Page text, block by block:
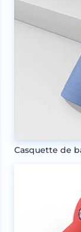
Casquette de